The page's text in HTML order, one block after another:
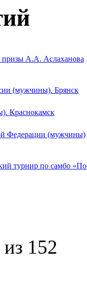
призы А.А. Аслаханова
(мужчины). Брянск
Краснокамск
Федерации (мужчины)
турнир по самбо
152